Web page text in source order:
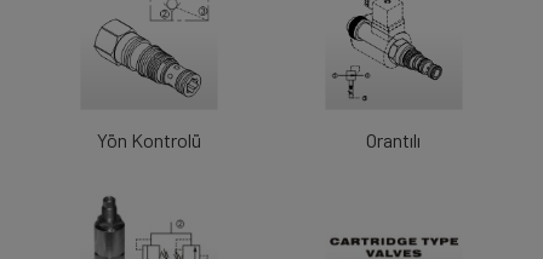
Yön Kontrolü Orantılı